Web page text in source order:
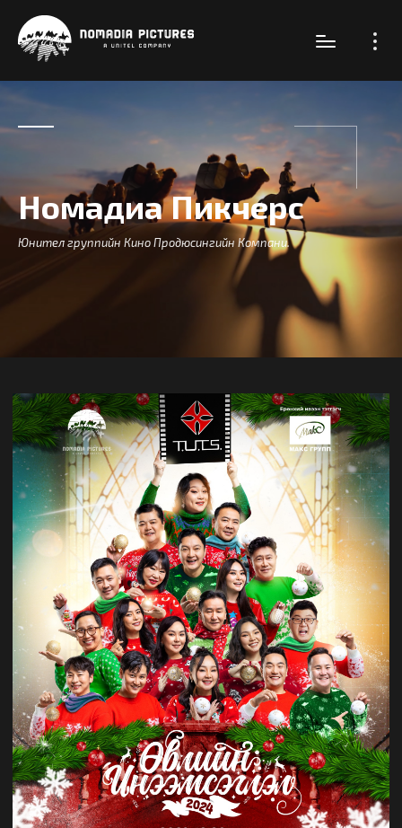
Номадиа Пикчерс
Юнител группийн Кино Продюсингийн Компани.